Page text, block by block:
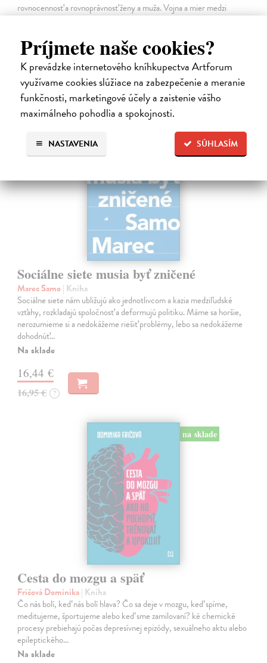
Príjmete naše cookies?
K prevádzke internetového kníhkupectva Artforum
využívame cookies slúžiace na zabezpečenie a meranie
funkčnosti, marketingové účely a zaistenie vášho
maximálneho pohodlia a spokojnosti.
SÚHLASÍM
NASTAVENIA
rovnocennosť a rovnoprávnosť ženy a muža. Vojna a mier medzi
pohlaviami sa však nezačali feminizmom 20. storočia, ale ich
Zasielame do 14 dní
22,05 €
24,50 € ?
Sociálne siete musia byť zničené
Marec Samo| Kniha
Sociálne siete nám ubližujú ako jednotlivcom a kazia medziľudské
vzťahy, rozkladajú spoločnosť a deformujú politiku. Máme sa horšie,
nerozumieme si a nedokážeme riešiť problémy, lebo sa nedokážeme
dohodnúť…
Na sklade
16,44 €
16,95 € ?
na sklade
Cesta do mozgu a späť
Fričová Dominika| Kniha
Čo nás bolí, keď nás bolí hlava? Čo sa deje v mozgu, keď spíme,
meditujeme, športujeme alebo keď sme zamilovaní? ké chemické
procesy prebiehajú počas depresívnej epizódy, sexuálneho aktu alebo
epileptického…
Na sklade